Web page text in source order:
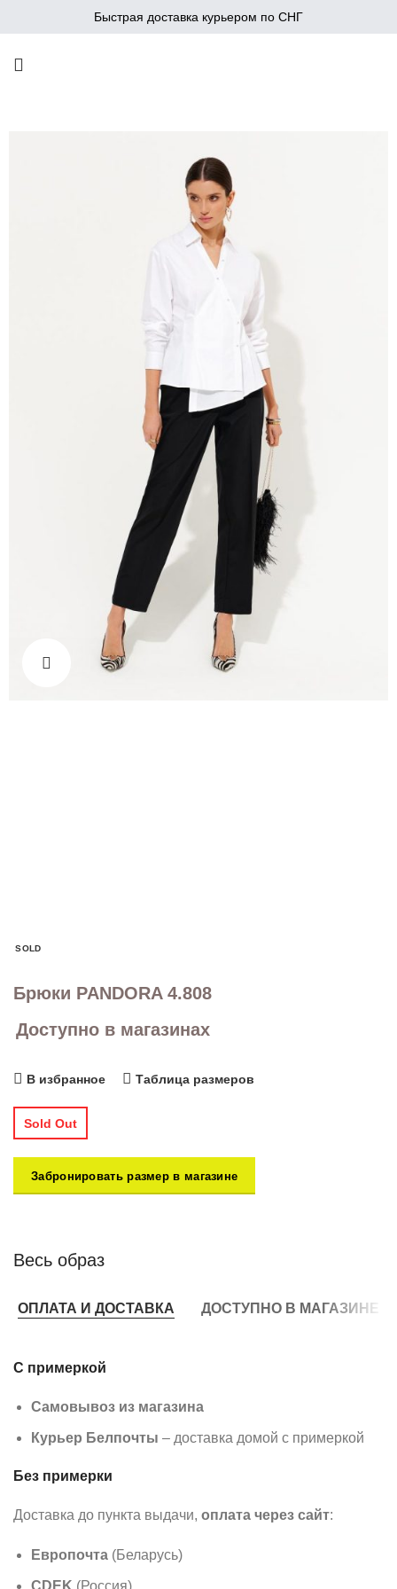
Быстрая доставка курьером по СНГ
SOLD
Брюки PANDORA 4.808
Доступно в магазинах
В избранное Таблица размеров
Sold Out
Забронировать размер в магазине
Весь образ
ОПЛАТА И ДОСТАВКА ДОСТУПНО В МАГАЗИНЕ
С примеркой
Самовывоз из магазина
Курьер Белпочты – доставка домой с примеркой
Без примерки
Доставка до пункта выдачи, оплата через сайт:
Европочта (Беларусь)